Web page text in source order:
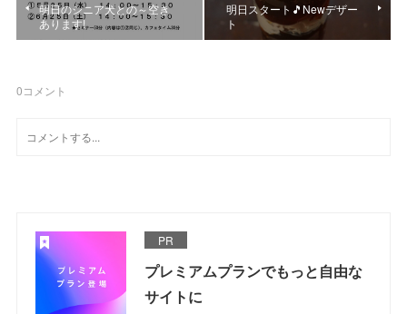
明日のシニア犬との～空き
あります!
明日スタート🎵Newデザー
ト
0コメント
PR
プレミアムプランでもっと自由な
サイトに